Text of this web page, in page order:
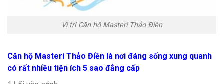
Vị trí Căn hộ Masteri Thảo Điền
Căn hộ Masteri Thảo Điền là nơi đáng sống xung quanh
có rất nhiều tiện ích 5 sao đẳng cấp